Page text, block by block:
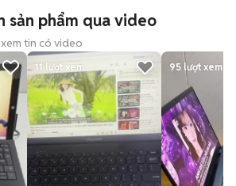
sản phẩm qua video
tin có video
11 lượt xem 95 lượt xem